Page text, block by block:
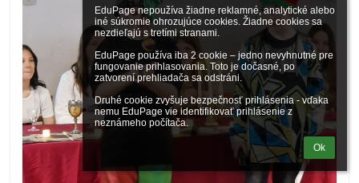
EduPage nepoužíva žiadne reklamné, analytické alebo
iné súkromie ohrozujúce cookies. Žiadne cookies sa
nezdieľajú s tretími stranami.
EduPage používa iba 2 cookie – jedno nevyhnutné pre
fungovanie prihlasovania. Toto je dočasné, po
zatvorení prehliadača sa odstráni.
Druhé cookie zvyšuje bezpečnosť prihlásenia - vďaka
nemu EduPage vie identifikovať prihlásenie z
neznámeho počítača.
Ok